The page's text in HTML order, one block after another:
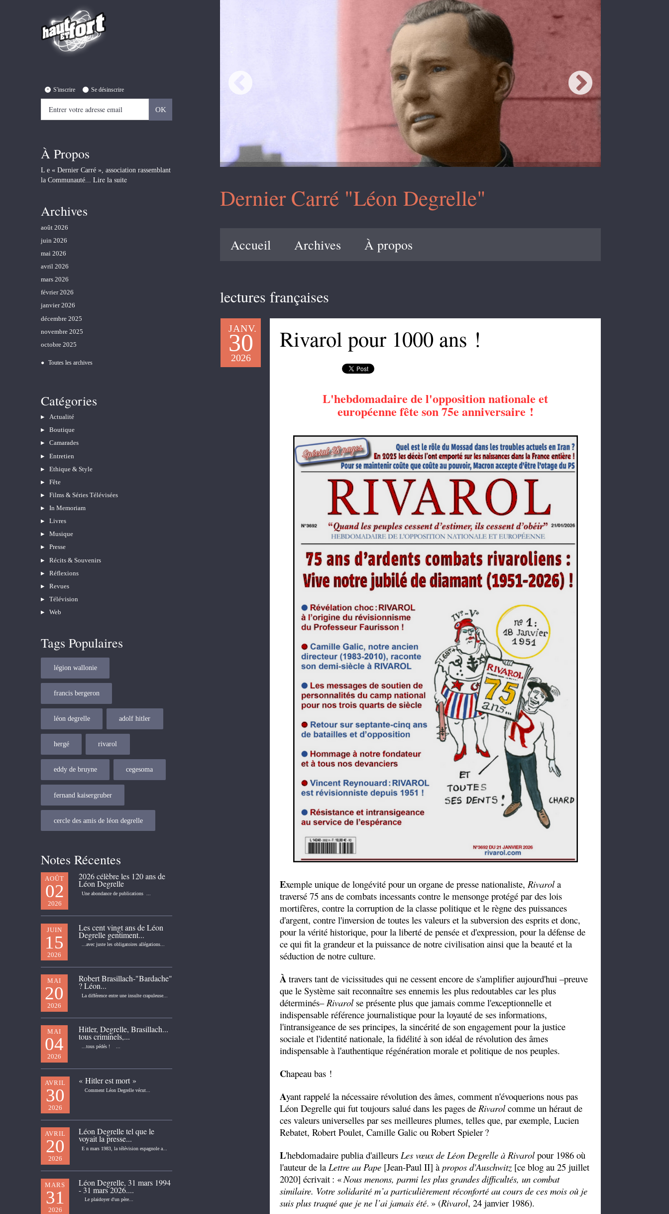
S'inscrire Se désinscrire
À Propos
L e « Dernier Carré », association rassemblant
la Communauté... Lire la suite
Archives
août 2026
juin 2026
mai 2026
avril 2026
mars 2026
février 2026
janvier 2026
décembre 2025
novembre 2025
octobre 2025
Toutes les archives
Catégories
Actualité
Boutique
Camarades
Entretien
Ethique & Style
Fête
Films & Séries Télévisées
In Memoriam
Livres
Musique
Presse
Récits & Souvenirs
Réflexions
Revues
Télévision
Web
Tags Populaires
légion wallonie
francis bergeron
léon degrelle adolf hitler
hergé rivarol
eddy de bruyne cegesoma
fernand kaisergruber
cercle des amis de léon degrelle
Notes Récentes
AOÛT
02
2026
2026 célèbre les 120 ans de
Léon Degrelle
Une abondance de publications ...
JUIN
15
2026
Les cent vingt ans de Léon
Degrelle gentiment...
...avec juste les obligatoires allégations...
MAI
20
2026
Robert Brasillach-"Bardache"
? Léon...
La différence entre une insulte crapuleuse...
MAI
04
2026
Hitler, Degrelle, Brasillach...
tous criminels,...
...tous pédés ! ...
AVRIL
30
2026
« Hitler est mort »
Comment Léon Degrelle vécut...
AVRIL
20
2026
Léon Degrelle tel que le
voyait la presse...
E n mars 1983, la télévision espagnole a...
MARS
31
2026
Léon Degrelle, 31 mars 1994
- 31 mars 2026....
Le plaidoyer d'un père...
Dernier Carré "Léon Degrelle"
Accueil Archives À propos
lectures françaises
JANV.
30
2026
Rivarol pour 1000 ans !
L'hebdomadaire de l'opposition nationale et
européenne fête son 75e anniversaire !
Exemple unique de longévité pour un organe de presse nationaliste,Rivarola
traversé 75 ans de combats incessants contre le mensonge protégé par des lois
mortifères, contre la corruption de la classe politique et le règne des puissances
d'argent, contre l'inversion de toutes les valeurs et la subversion des esprits et donc,
pour la vérité historique, pour la liberté de pensée et d'expression, pour la défense de
ce qui fit la grandeur et la puissance de notre civilisation ainsi que la beauté et la
séduction de notre culture.
À travers tant de vicissitudes qui ne cessent encore de s'amplifier aujourd'hui –preuve
que le Système sait reconnaître ses ennemis les plus redoutables car les plus
déterminés–Rivarolse présente plus que jamais comme l'exceptionnelle et
indispensable référence journalistique pour la loyauté de ses informations,
l'intransigeance de ses principes, la sincérité de son engagement pour la justice
sociale et l'identité nationale, la fidélité à son idéal de révolution des âmes
indispensable à l'authentique régénération morale et politique de nos peuples.
Chapeau bas !
Ayant rappelé la nécessaire révolution des âmes, comment n'évoquerions nous pas
Léon Degrelle qui fut toujours salué dans les pages deRivarolcomme un héraut de
ces valeurs universelles par ses meilleures plumes, telles que, par exemple, Lucien
Rebatet, Robert Poulet, Camille Galic ou Robert Spieler ?
L'hebdomadaire publia d'ailleursLes vœux de Léon Degrelle à Rivarolpour 1986 où
l'auteur de laLettre au Pape [Jean-Paul II] àpropos d'Auschwitz [ce blog au 25 juillet
2020] écrivait : «Nous menons, parmi les plus grandes difficultés, un combat
similaire. Votre solidarité m’a particulièrement réconforté au cours de ces mois où je
suis plus traqué que je ne l’ai jamais été. » (Rivarol, 24 janvier 1986).